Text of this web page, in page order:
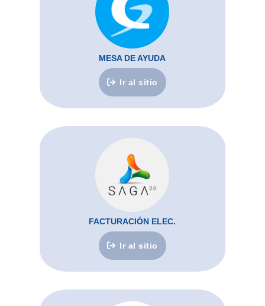
MESA DE AYUDA
Ir al sitio
FACTURACIÓN ELEC.
Ir al sitio